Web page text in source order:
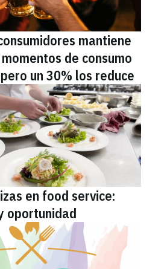
mantiene
de consumo
un 30% los reduce
en food service:
oportunidad